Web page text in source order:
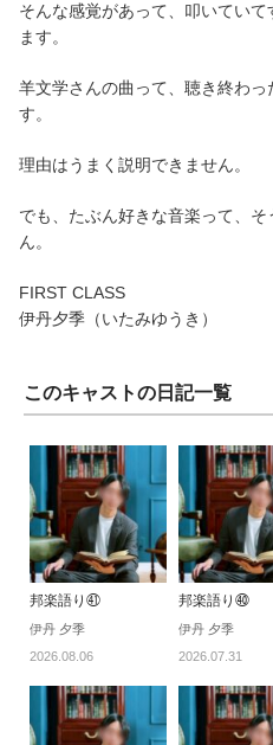
そんな感覚があって、叩いてい
ます。
羊文学さんの曲って、聴き終わ
す。
理由はうまく説明できません。
でも、たぶん好きな音楽って、
ん。
FIRST CLASS
伊丹夕季（いたみゆうき）
このキャストの日記一覧
邦楽語り㊶
伊丹 夕季
2026.08.06
邦楽語り㊵
伊丹 夕季
2026.07.31